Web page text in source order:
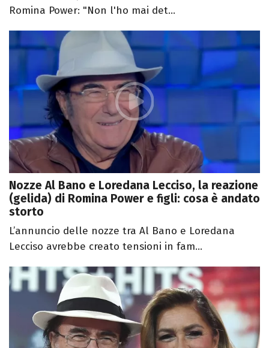
Romina Power: "Non l'ho mai det...
Nozze Al Bano e Loredana Lecciso, la reazione
(gelida) di Romina Power e figli: cosa è andato
storto
L’annuncio delle nozze tra Al Bano e Loredana
Lecciso avrebbe creato tensioni in fam...